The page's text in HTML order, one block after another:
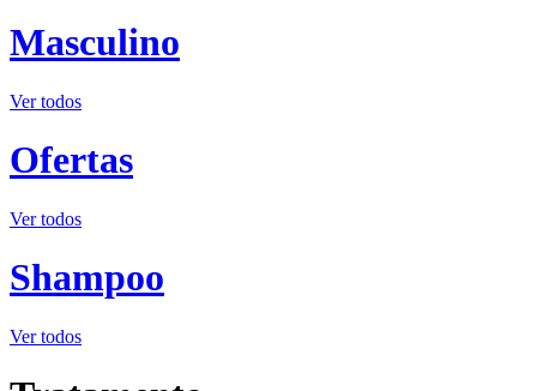
Masculino
Ver todos
Ofertas
Ver todos
Shampoo
Ver todos